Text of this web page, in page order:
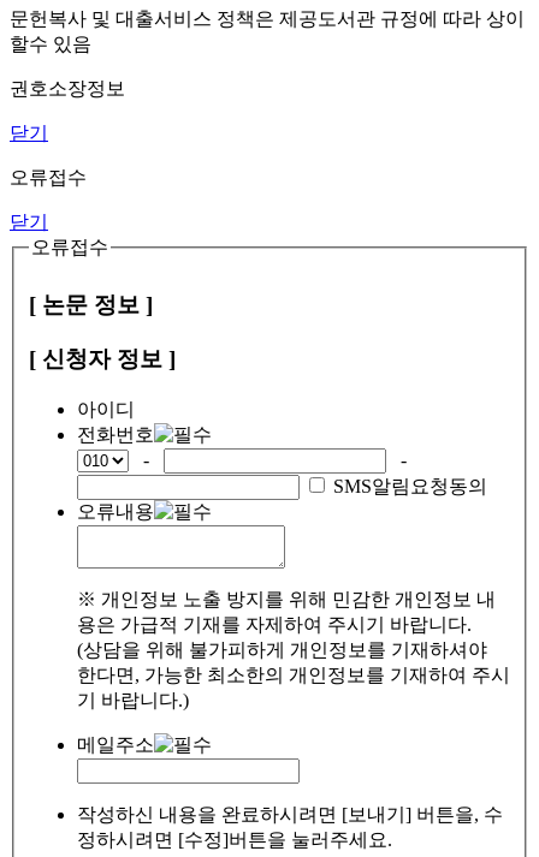
문헌복사 및 대출서비스 정책은 제공도서관 규정에 따라 상이
할수 있음
권호소장정보
닫기
오류접수
닫기
오류접수
[ 논문 정보 ]
[ 신청자 정보 ]
아이디
전화번호
-
-
SMS알림요청동의
오류내용
※ 개인정보 노출 방지를 위해 민감한 개인정보 내
용은 가급적 기재를 자제하여 주시기 바랍니다.
(상담을 위해 불가피하게 개인정보를 기재하셔야
한다면, 가능한 최소한의 개인정보를 기재하여 주시
기 바랍니다.)
메일주소
작성하신 내용을 완료하시려면 [보내기] 버튼을, 수
정하시려면 [수정]버튼을 눌러주세요.